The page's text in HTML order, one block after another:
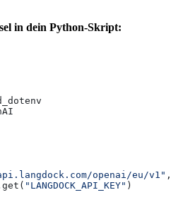
in dein Python-Skript:
openai/eu/v1" ,
"LANGDOCK_API_KEY" )